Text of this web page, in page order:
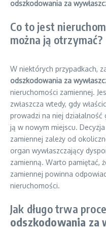
odszkodowania za
Co to jest
można ją otrzymać?
W niektórych przypadkach,
odszkodowania za
nieruchomości zamiennej.
zwłaszcza wtedy, gdy
prowadzi na niej
ją w nowym miejscu.
zamiennej zależy od
organ wywłaszczający
zamienną. Warto pamiętać,
zamiennej powinna
nieruchomości.
Jak długo trwa
odszkodowania za